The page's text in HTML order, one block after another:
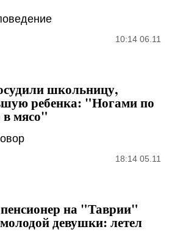
10:14 06.11
школьницу,
ребенка: "Ногами по
в мясо"
18:14 05.11
на "Таврии"
девушки: летел